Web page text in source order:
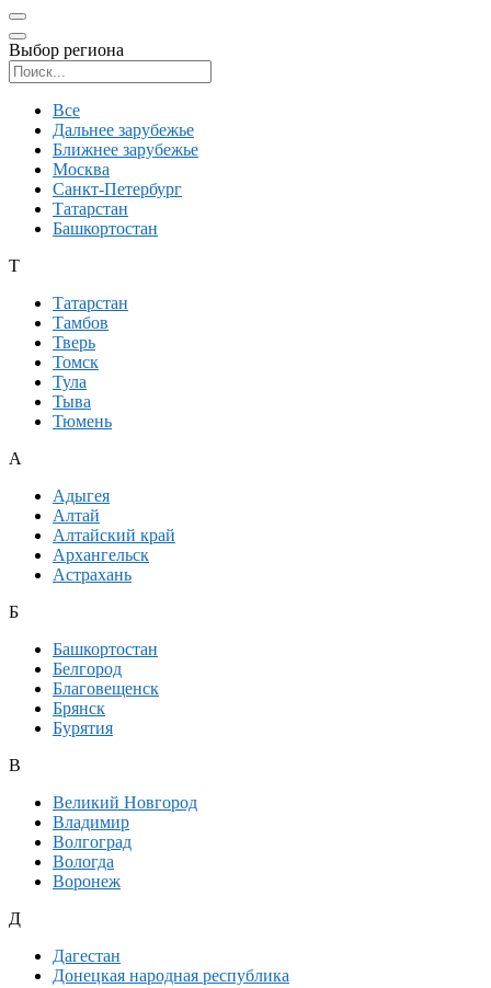
Выбор региона
Все
Дальнее зарубежье
Ближнее зарубежье
Москва
Санкт-Петербург
Татарстан
Башкортостан
Т
Татарстан
Тамбов
Тверь
Томск
Тула
Тыва
Тюмень
А
Адыгея
Алтай
Алтайский край
Архангельск
Астрахань
Б
Башкортостан
Белгород
Благовещенск
Брянск
Бурятия
В
Великий Новгород
Владимир
Волгоград
Вологда
Воронеж
Д
Дагестан
Донецкая народная республика